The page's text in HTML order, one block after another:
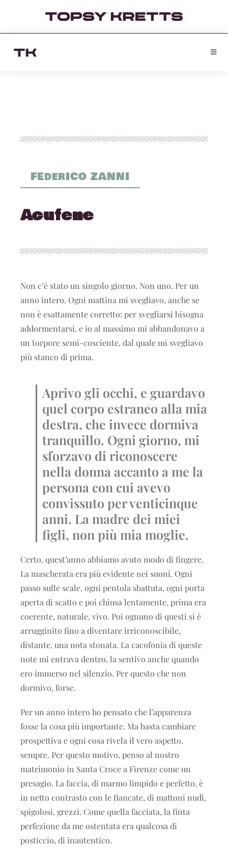
FEderICO ZANNI
Acufene
Non c’è stato un singolo giorno. Non uno. Per un
anno intero. Ogni mattina mi svegliavo, anche se
non è esattamente corretto: per svegliarsi bisogna
addormentarsi, e io al massimo mi abbandonavo a
un torpore semi-cosciente, dal quale mi svegliavo
più stanco di prima.
Aprivo gli occhi, e guardavo
quel corpo estraneo alla mia
destra, che invece dormiva
tranquillo. Ogni giorno, mi
sforzavo di riconoscere
nella donna accanto a me la
persona con cui avevo
convissuto per venticinque
anni. La madre dei miei
figli, non più mia moglie.
Certo, quest’anno abbiamo avuto modo di fingere.
La mascherata era più evidente nei suoni. Ogni
passo sulle scale, ogni pentola sbattuta, ogni porta
aperta di scatto e poi chiusa lentamente, prima era
coerente, naturale, vivo. Poi ognuno di questi si è
arrugginito fino a diventare irriconoscibile,
distante, una nota stonata. La cacofonia di queste
note mi entrava dentro, la sentivo anche quando
ero immerso nel silenzio. Per questo che non
dormivo, forse.
Per un anno intero ho pensato che l’apparenza
fosse la cosa più importante. Ma basta cambiare
prospettiva e ogni cosa rivela il vero aspetto,
sempre. Per questo motivo, penso al nostro
matrimonio in Santa Croce a Firenze come un
presagio. La faccia, di marmo limpido e perfetto, è
in netto contrasto con le fiancate, di mattoni nudi,
spigolosi, grezzi. Come quella facciata, la finta
perfezione da me ostentata era qualcosa di
posticcio, di inautentico.